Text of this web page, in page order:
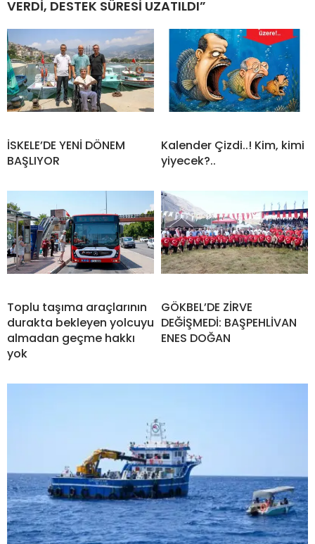
VERDİ, DESTEK SÜRESİ UZATILDI”
İSKELE’DE YENİ DÖNEM
BAŞLIYOR
Kalender Çizdi..! Kim, kimi
yiyecek?..
Toplu taşıma araçlarının
durakta bekleyen yolcuyu
almadan geçme hakkı
yok
GÖKBEL’DE ZİRVE
DEĞİŞMEDİ: BAŞPEHLİVAN
ENES DOĞAN